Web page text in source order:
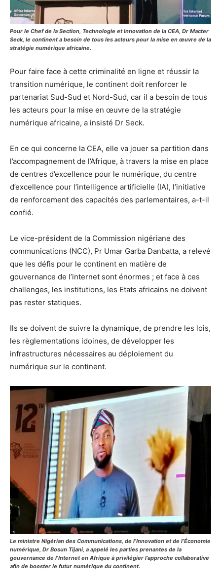
Pour le Chef de la Section, Technologie et Innovation de la CEA, Dr Macter
Seck, le continent a besoin de tous les acteurs pour la mise en œuvre de la
stratégie numérique africaine.
Pour faire face à cette criminalité en ligne et réussir la
transition numérique, le continent doit renforcer le
partenariat Sud-Sud et Nord-Sud, car il a besoin de tous
les acteurs pour la mise en œuvre de la stratégie
numérique africaine, a insisté Dr Seck.
En ce qui concerne la CEA, elle va jouer sa partition dans
l’accompagnement de l’Afrique, à travers la mise en place
de centres d’excellence pour le numérique, du centre
d’excellence pour l’intelligence artificielle (IA), l’initiative
de renforcement des capacités des parlementaires, a-t-il
confié.
Le vice-président de la Commission nigériane des
communications (NCC), Pr Umar Garba Danbatta, a relevé
que les défis pour le continent en matière de
gouvernance de l’internet sont énormes ; et face à ces
challenges, les institutions, les Etats africains ne doivent
pas rester statiques.
Ils se doivent de suivre la dynamique, de prendre les lois,
les règlementations idoines, de développer les
infrastructures nécessaires au déploiement du
numérique sur le continent.
Le ministre Nigérian des Communications, de l’Innovation et de l’Économie
numérique, Dr Bosun Tijani, a appelé les parties prenantes de la
gouvernance de l’Internet en Afrique à privilégier l’approche collaborative
afin de booster le futur numérique du continent.